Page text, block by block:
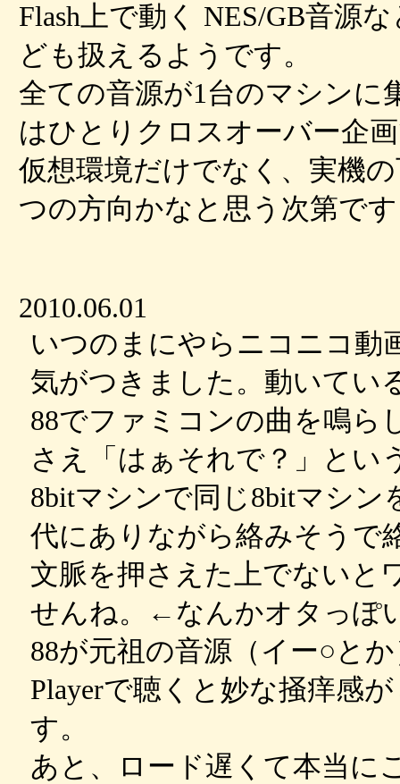
Flash上で動く NES/GB音源
ども扱えるようです。
全ての音源が1台のマシンに
はひとりクロスオーバー企
仮想環境だけでなく、実機
つの方向かなと思う次第で
2010.06.01
いつのまにやらニコニコ動
気がつきました。動いてい
88でファミコンの曲を鳴ら
さえ「はぁそれで？」とい
8bitマシンで同じ8bitマシ
代にありながら絡みそうで
文脈を押さえた上でないと
せんね。←なんかオタっぽ
88が元祖の音源（イー○と
Playerで聴くと妙な掻痒感
す。
あと、ロード遅くて本当に